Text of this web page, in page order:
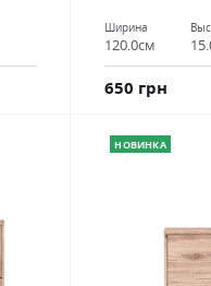
Ширина
120.0см
650 грн
НОВИНКА